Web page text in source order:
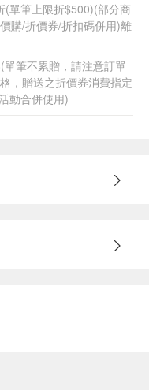
單筆上限折$500)(部分商
購/折價券/折扣碼併用)離
筆不累贈，請注意訂單
，贈送之折價券消費指定
動合併使用)